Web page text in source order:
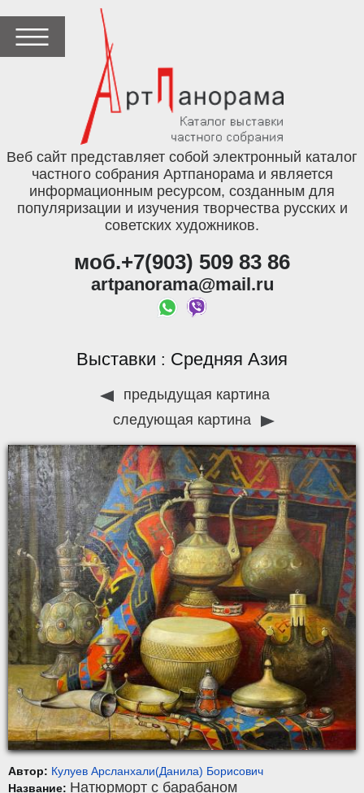
Веб сайт представляет собой электронный каталог
частного собрания Артпанорама и является
информационным ресурсом, созданным для
популяризации и изучения творчества русских и
советских художников.
моб.+7(903) 509 83 86
artpanorama@mail.ru
Выставки : Средняя Азия
предыдущая картина
следующая картина
Автор: Кулуев Арсланхали(Данила) Борисович
Название: Натюрморт с барабаном